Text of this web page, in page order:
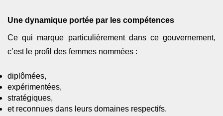
Une dynamique portée par les compétences
Ce qui marque particulièrement dans ce gouvernement,
c’est le profil des femmes nommées :
diplômées,
expérimentées,
stratégiques,
et reconnues dans leurs domaines respectifs.